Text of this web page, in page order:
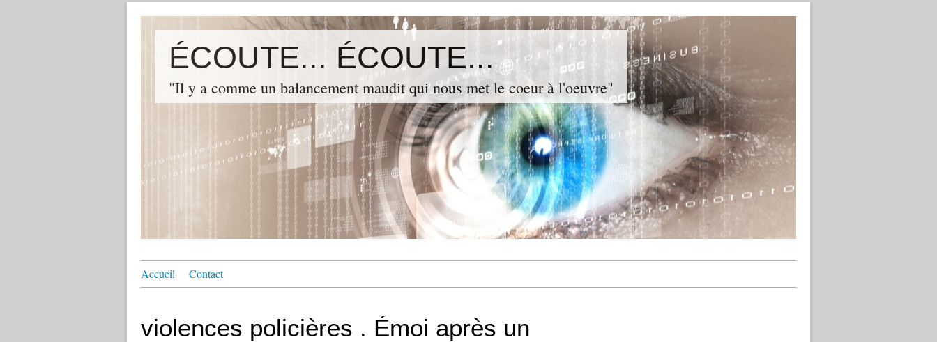
ÉCOUTE... ÉCOUTE...
"Il y a comme un balancement maudit qui nous met le coeur à l'oeuvre"
Accueil Contact
violences policières . Émoi après un